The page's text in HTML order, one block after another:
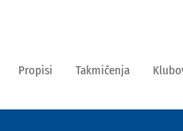
Propisi Takmičenja